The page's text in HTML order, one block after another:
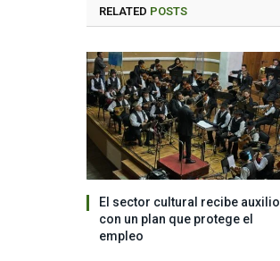
RELATED POSTS
El sector cultural recibe auxilio
con un plan que protege el
empleo